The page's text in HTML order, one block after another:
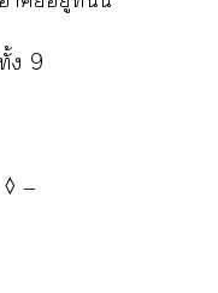
ง 9
—